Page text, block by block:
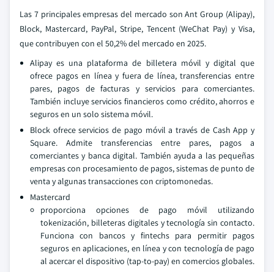
Las 7 principales empresas del mercado son Ant Group (Alipay),
Block, Mastercard, PayPal, Stripe, Tencent (WeChat Pay) y Visa,
que contribuyen con el 50,2% del mercado en 2025.
Alipay es una plataforma de billetera móvil y digital que
ofrece pagos en línea y fuera de línea, transferencias entre
pares, pagos de facturas y servicios para comerciantes.
También incluye servicios financieros como crédito, ahorros e
seguros en un solo sistema móvil.
Block ofrece servicios de pago móvil a través de Cash App y
Square. Admite transferencias entre pares, pagos a
comerciantes y banca digital. También ayuda a las pequeñas
empresas con procesamiento de pagos, sistemas de punto de
venta y algunas transacciones con criptomonedas.
Mastercard
proporciona opciones de pago móvil utilizando
tokenización, billeteras digitales y tecnología sin contacto.
Funciona con bancos y fintechs para permitir pagos
seguros en aplicaciones, en línea y con tecnología de pago
al acercar el dispositivo (tap-to-pay) en comercios globales.